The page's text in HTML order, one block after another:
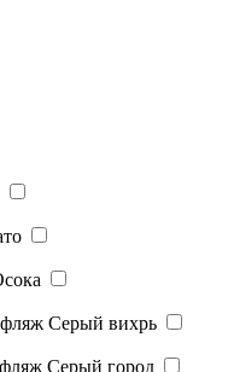
Серый вихрь
Серый город